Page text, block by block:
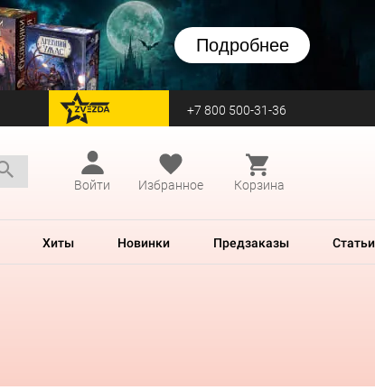
Подробнее
перейти на Zvezda +7 800 500-31-36
Войти
Избранное Корзина
Хиты Новинки Предзаказы Статьи